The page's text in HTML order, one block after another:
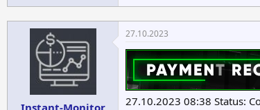
Instant-Monitor
27.10.2023
27.10.2023 08:38 Status: